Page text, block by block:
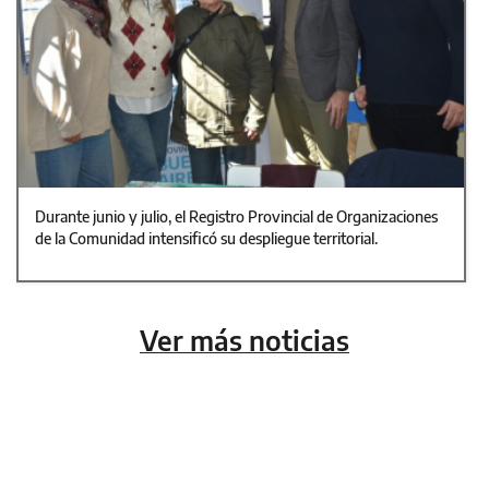
Durante junio y julio, el Registro Provincial de Organizaciones
de la Comunidad intensificó su despliegue territorial.
Ver más noticias